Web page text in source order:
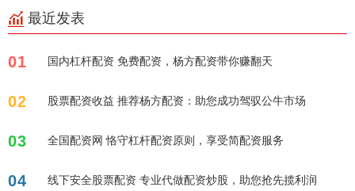
最近发表
01 国内杠杆配资 免费配资，杨方配资带你赚翻天
02 股票配资收益 推荐杨方配资：助您成功驾驭公牛市场
03 全国配资网 恪守杠杆配资原则，享受简配资服务
04 线下安全股票配资 专业代做配资炒股，助您抢先揽利润